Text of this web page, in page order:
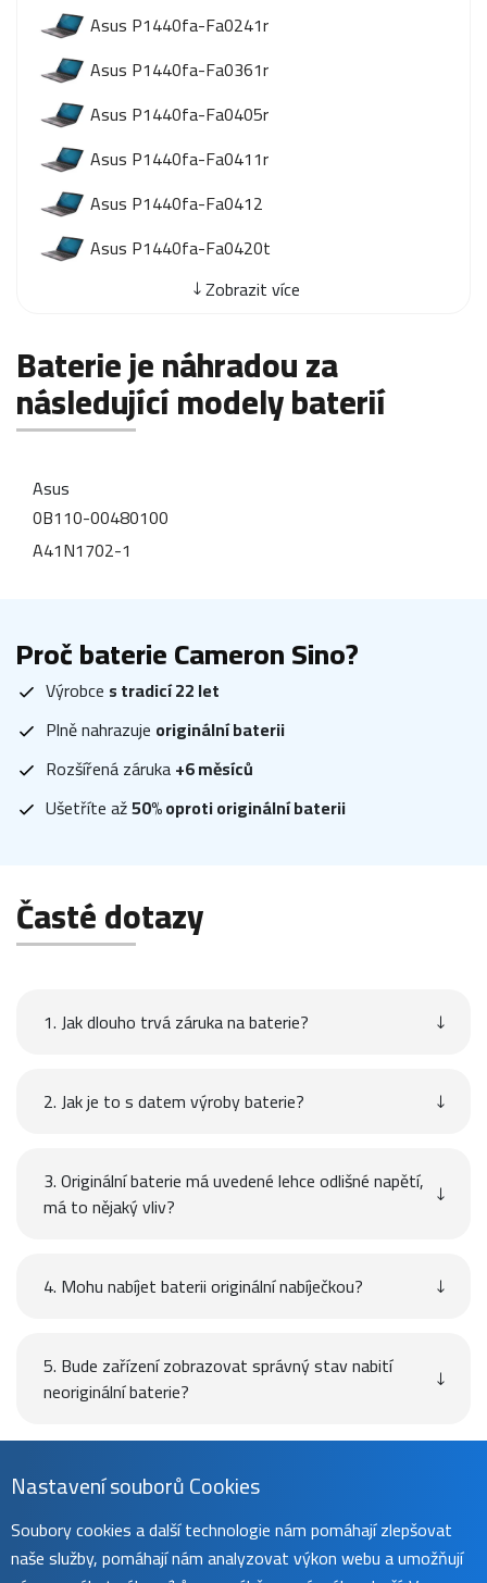
Asus P1440fa-Fa0241r
Asus P1440fa-Fa0361r
Asus P1440fa-Fa0405r
Asus P1440fa-Fa0411r
Asus P1440fa-Fa0412
Asus P1440fa-Fa0420t
Zobrazit více
Baterie je náhradou za
následující modely baterií
Asus
0B110-00480100
A41N1702-1
Proč baterie Cameron Sino?
Výrobce s tradicí 22 let
Plně nahrazuje originální baterii
Rozšířená záruka+6 měsíců
Ušetříte až50% oproti originální baterii
Časté dotazy
1. Jak dlouho trvá záruka na baterie?
2. Jak je to s datem výroby baterie?
3. Originální baterie má uvedené lehce odlišné napětí,
má to nějaký vliv?
4. Mohu nabíjet baterii originální nabíječkou?
5. Bude zařízení zobrazovat správný stav nabití
neoriginální baterie?
Návod
Uživatelský manuál naleznete natéto stránce.
Nastavení souborů Cookies
Soubory cookies a další technologie nám pomáhají zlepšovat
naše služby, pomáhají nám analyzovat výkon webu a umožňují